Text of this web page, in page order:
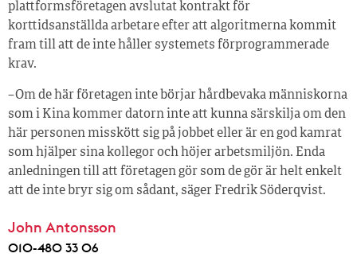
plattformsföretagen avslutat kontrakt för
korttidsanställda arbetare efter att algoritmerna kommit
fram till att de inte håller systemets förprogrammerade
krav.
– Om de här företagen inte börjar hårdbevaka människorna
som i Kina kommer datorn inte att kunna särskilja om den
här personen misskött sig på jobbet eller är en god kamrat
som hjälper sina kollegor och höjer arbetsmiljön. Enda
anledningen till att företagen gör som de gör är helt enkelt
att de inte bryr sig om sådant, säger Fredrik Söderqvist.
John Antonsson
010-480 33 06